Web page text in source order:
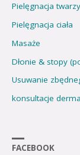
Pielęgnacja twarzy
Pielęgnacja ciała
Masaże
Dłonie & stopy
Usuwanie
konsultacje
FACEBOOK